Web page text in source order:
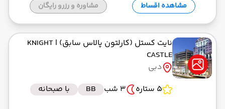
مشاهده اقساط مشاوره و رزرو رایگان
نایت کستل (کارلتون پالاس سابق) | KNIGHT
CASTLE
دبی
5 ستاره
3 شب BB با صبحانه